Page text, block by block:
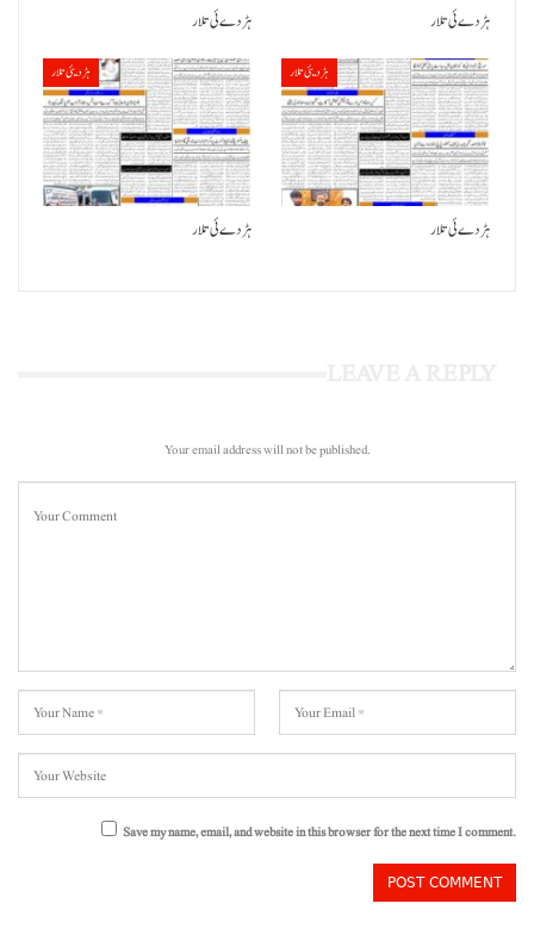
ہڑدے ئی تلار ہڑدے ئی تلار
ہڑدیئی تلار
ہڑدے ئی تلار
ہڑدیئی تلار
ہڑدے ئی تلار
Your email address will not be published.
Save my name, email, and website in this browser for the next time I comment.